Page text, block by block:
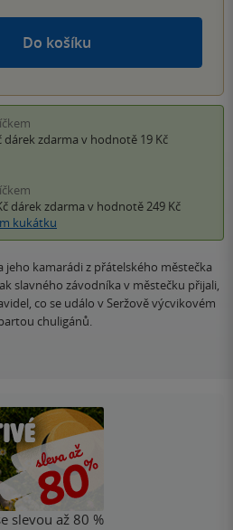
Do košíku
dárek zdarma v hodnotě 19 Kč
dárek zdarma v hodnotě 249 Kč
kukátku
jeho kamarádi z přátelského městečka
slavného závodníka v městečku přijali,
co se událo v Seržově výcvikovém
chuligánů.
slevou až 80 %